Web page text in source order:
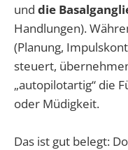
und die
Handlungen).
(Planung,
steuert,
„autopilotartig“ die
oder Müdigkeit.
Das ist gut belegt: